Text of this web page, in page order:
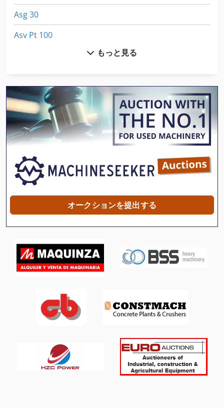
Asg 30
Asv Pt 100
Eitec Gmbh
Fngj 20
Fss 400
Fu 400
Fus 200
Gx 11 Ff
International 510
Meh 5 2 1 8 B
その他 の アクセサリー
アスファルトプラント
もっと見る
オークションを提出する